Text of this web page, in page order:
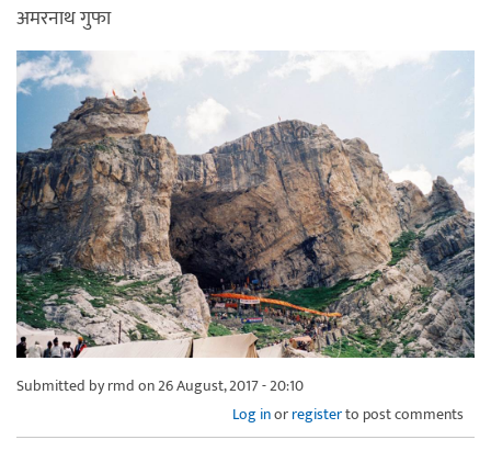
अमरनाथ गुफा
Submitted byrmdon 26 August, 2017 - 20:10
Log inorregisterto post comments